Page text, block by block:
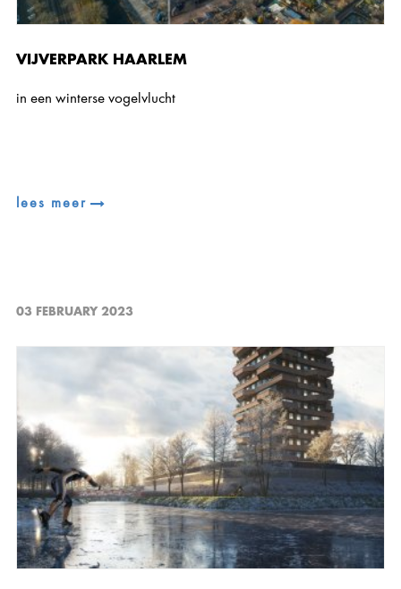
VIJVERPARK HAARLEM
in een winterse vogelvlucht
lees meer
03 FEBRUARY 2023